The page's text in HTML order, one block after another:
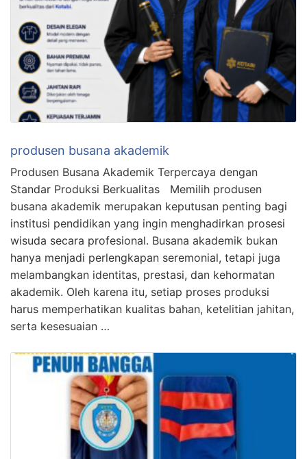
produsen busana akademik
Produsen Busana Akademik Terpercaya dengan
Standar Produksi Berkualitas Memilih produsen
busana akademik merupakan keputusan penting bagi
institusi pendidikan yang ingin menghadirkan prosesi
wisuda secara profesional. Busana akademik bukan
hanya menjadi perlengkapan seremonial, tetapi juga
melambangkan identitas, prestasi, dan kehormatan
akademik. Oleh karena itu, setiap proses produksi
harus memperhatikan kualitas bahan, ketelitian jahitan,
serta kesesuaian …